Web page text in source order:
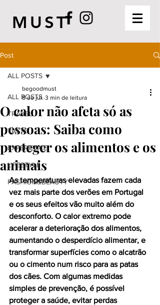
MUST
Post
ALL POSTS
TRAVEL
TASTE
EXPERIENCE
LIFESTYLE
FASHION&BEAUTY
ALL POSTS
O calor não afeta só as
pessoas: Saiba como
proteger os alimentos e os
animais
begoodmust
8 de jul. 3 min de leitura
As temperaturas elevadas fazem cada
vez mais parte dos verões em Portugal
e os seus efeitos vão muito além do
desconforto. O calor extremo pode
acelerar a deterioração dos alimentos,
aumentando o desperdício alimentar, e
transformar superfícies como o alcatrão
ou o cimento num risco para as patas
dos cães. Com algumas medidas
simples de prevenção, é possível
proteger a saúde, evitar perdas